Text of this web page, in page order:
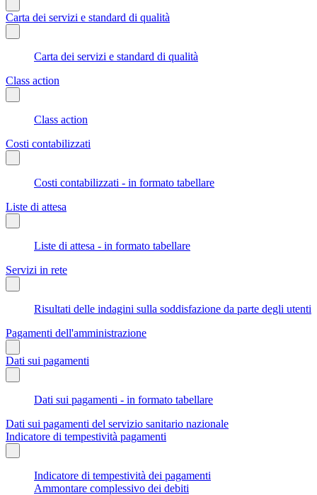
Carta dei servizi e standard di qualità
Carta dei servizi e standard di qualità
Class action
Class action
Costi contabilizzati
Costi contabilizzati - in formato tabellare
Liste di attesa
Liste di attesa - in formato tabellare
Servizi in rete
Risultati delle indagini sulla soddisfazione da parte degli utenti
Pagamenti dell'amministrazione
Dati sui pagamenti
Dati sui pagamenti - in formato tabellare
Dati sui pagamenti del servizio sanitario nazionale
Indicatore di tempestività pagamenti
Indicatore di tempestività dei pagamenti
Ammontare complessivo dei debiti